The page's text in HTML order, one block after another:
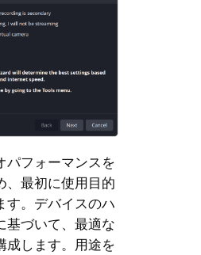
パフォーマンスを
、最初に使用目的
す。デバイスのハ
基づいて、最適な
成します。用途を